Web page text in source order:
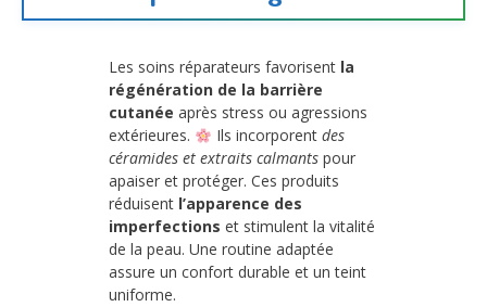
Les soins réparateurs favorisent la
régénération de la barrière
cutanée après stress ou agressions
extérieures.
Ils incorporent des
céramides et extraits calmants pour
apaiser et protéger. Ces produits
réduisent l’apparence des
imperfections et stimulent la vitalité
de la peau. Une routine adaptée
assure un confort durable et un teint
uniforme.